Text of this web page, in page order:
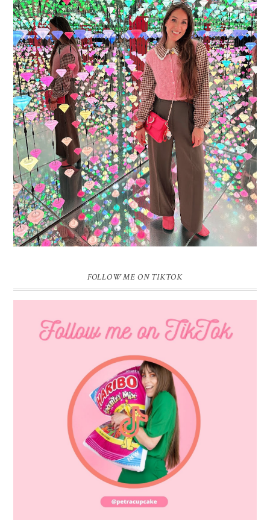
16 JAAR SPRINKLES ON A CUPCAKE
Vandaag is het weer zo’n moment waarop ik even bewust op de
pauzeknop duw, want Sprinkles on a Cupcake bestaat 16 jaar. Zestien.
Dat blijft ...
FOLLOW ME ON TIKTOK